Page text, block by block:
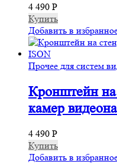
4 490 Р
Купить
Добавить в
Прочее для систем
Кронштейн на
камер
4 490 Р
Купить
Добавить в